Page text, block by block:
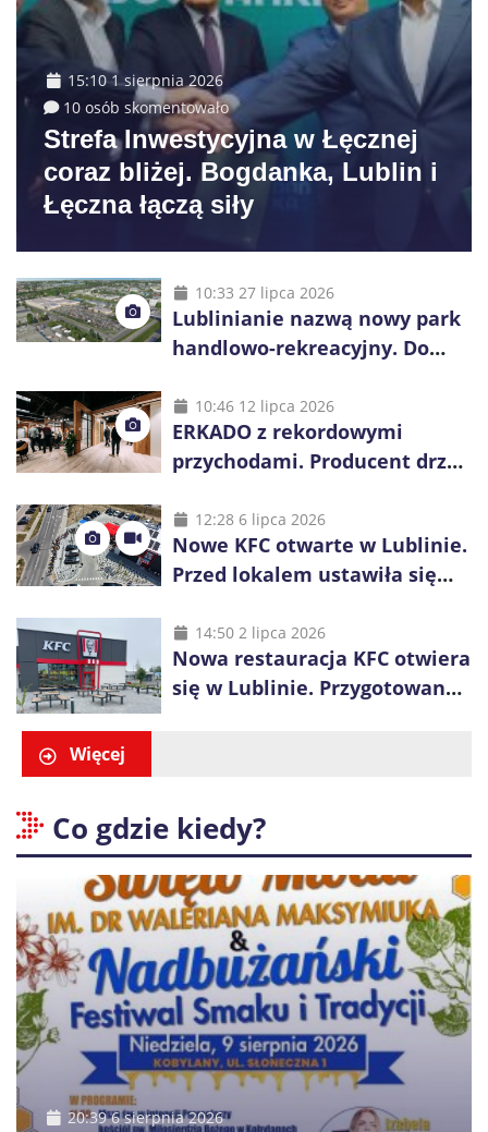
15:10 1 sierpnia 2026
10 osób skomentowało
Strefa Inwestycyjna w Łęcznej
coraz bliżej. Bogdanka, Lublin i
Łęczna łączą siły
10:33 27 lipca 2026
Lublinianie nazwą nowy park
handlowo-rekreacyjny. Do
10:46 12 lipca 2026
ERKADO z rekordowymi
przychodami. Producent drzwi
inwestycje
12:28 6 lipca 2026
Nowe KFC otwarte w Lublinie.
Przed lokalem ustawiła się
14:50 2 lipca 2026
Nowa restauracja KFC otwiera
się w Lublinie. Przygotowano
Więcej
Co gdzie kiedy?
20:39 6 sierpnia 2026